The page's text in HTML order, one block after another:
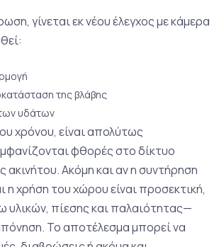
γίνεται εκ νέου έλεγχος με κάμερα
της βλάβης
υδάτων
χρόνου, είναι απολύτως
φθορές στο δίκτυο
Ακόμη και αν η συντήρηση
η χρήση του χώρου είναι προσεκτική,
υλικών, πίεσης και παλαιότητας—
Το αποτέλεσμα μπορεί να